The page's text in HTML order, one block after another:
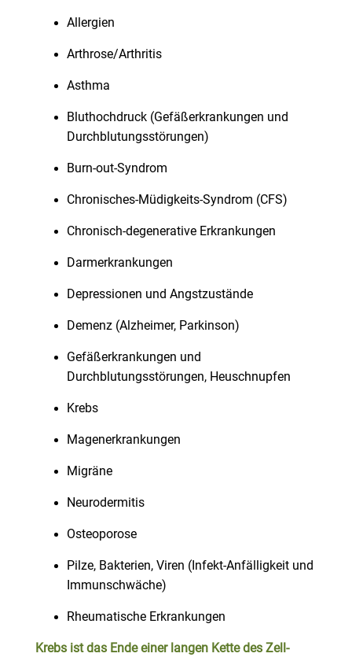
Allergien
Arthrose/Arthritis
Asthma
Bluthochdruck (Gefäßerkrankungen und
Durchblutungsstörungen)
Burn-out-Syndrom
Chronisches-Müdigkeits-Syndrom (CFS)
Chronisch-degenerative Erkrankungen
Darmerkrankungen
Depressionen und Angstzustände
Demenz (Alzheimer, Parkinson)
Gefäßerkrankungen und
Durchblutungsstörungen, Heuschnupfen
Krebs
Magenerkrankungen
Migräne
Neurodermitis
Osteoporose
Pilze, Bakterien, Viren (Infekt-Anfälligkeit und
Immunschwäche)
Rheumatische Erkrankungen
Krebs ist das Ende einer langen Kette des Zell-